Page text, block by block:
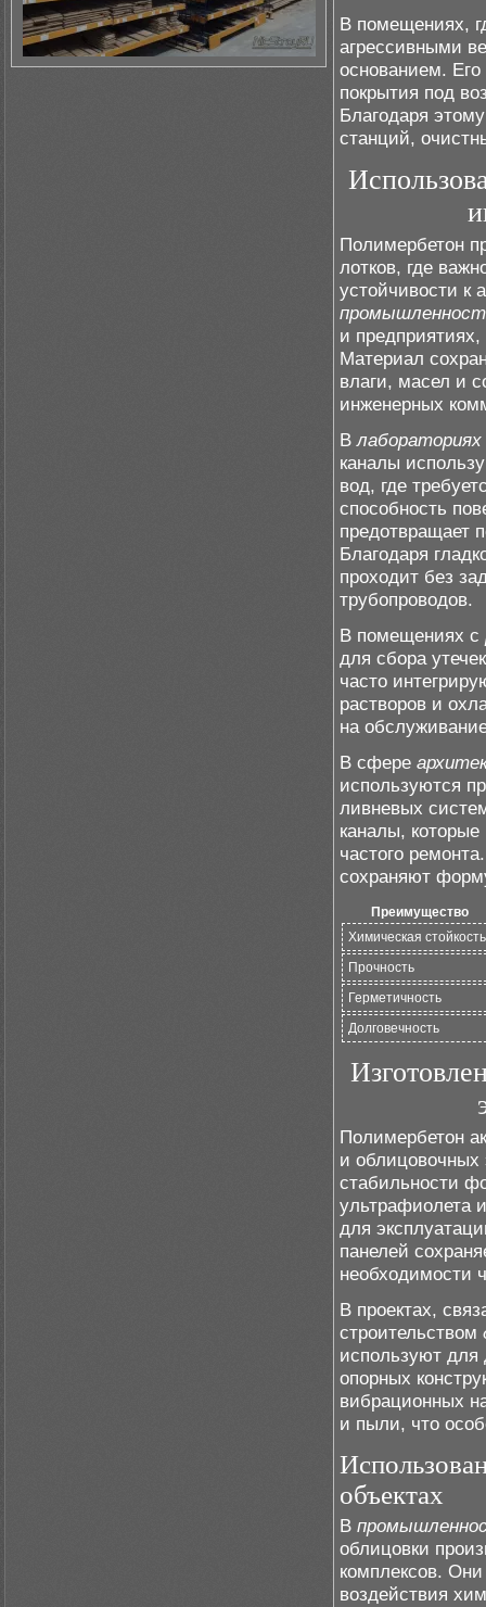
В помещениях,
агрессивными
основанием. Его
покрытия под
Благодаря
станций,
Полимербетон
лотков, где
устойчивости к
и
Материал
влаги, масел и
инженерных
Влабораториях
каналы
вод, где
способность
предотвращает
Благодаря
проходит без
трубопроводов.
В помещениях с
для сбора
часто
растворов и
на
В сфере
используются
ливневых
каналы,
частого
сохраняют
Преимущество
Химическая стойкость
Прочность
Герметичность
Долговечность
Полимербетон
и облицовочных
стабильности
ультрафиолета
для
панелей
необходимости
В проектах,
строительством
используют
опорных
вибрационных
и пыли, что
объектах
В
облицовки
комплексов.
воздействия